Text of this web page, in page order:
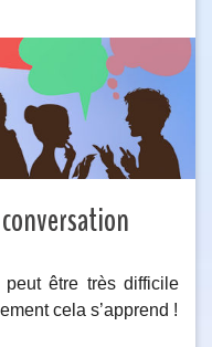
peut être très difficile
cela s’apprend !